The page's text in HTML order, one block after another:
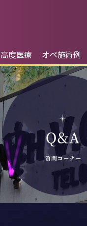
高度医療 オペ施術例